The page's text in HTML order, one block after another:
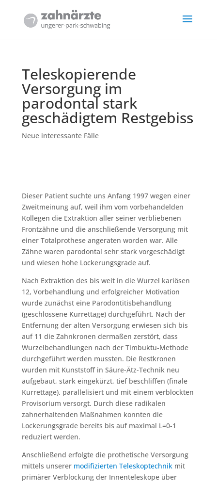
Teleskopierende
Versorgung im
parodontal stark
geschädigtem Restgebiss
Neue interessante Fälle
Dieser Patient suchte uns Anfang 1997 wegen einer
Zweitmeinung auf, weil ihm vom vorbehandelden
Kollegen die Extraktion aller seiner verbliebenen
Frontzähne und die anschließende Versorgung mit
einer Totalprothese angeraten worden war. Alle
Zähne waren parodontal sehr stark vorgeschädigt
und wiesen hohe Lockerungsgrade auf.
Nach Extraktion des bis weit in die Wurzel kariösen
12, Vorbehandlung und erfolgreicher Motivation
wurde zunächst eine Parodontitisbehandlung
(geschlossene Kurrettage) durchgeführt. Nach der
Entfernung der alten Versorgung erwiesen sich bis
auf 11 die Zahnkronen dermaßen zerstört, dass
Wurzelbehandlungen nach der Timbuktu-Methode
durchgeführt werden mussten. Die Restkronen
wurden mit Kunststoff in Säure-Ätz-Technik neu
aufgebaut, stark eingekürzt, tief beschliffen (finale
Kurrettage), parallelisiert und mit einem verblockten
Provisorium versorgt. Durch diese radikalen
zahnerhaltenden Maßnahmen konnten die
Lockerungsgrade bereits bis auf maximal L=0-1
reduziert werden.
Anschließend erfolgte die prothetische Versorgung
mittels unserer modifizierten Teleskoptechnikmit
primärer Verblockung der Innenteleskope über